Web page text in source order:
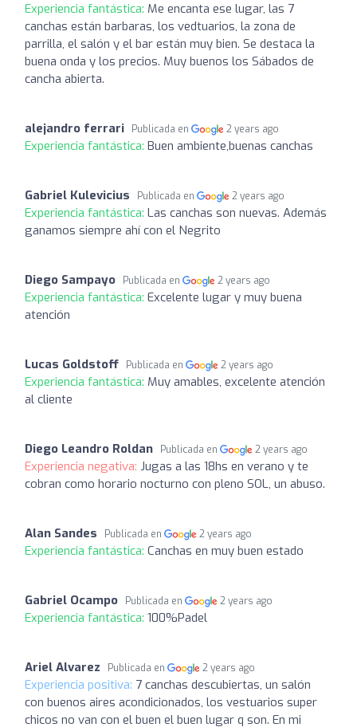
Experiencia fantástica: Me encanta ese lugar, las 7
canchas están barbaras, los vedtuarios, la zona de
parrilla, el salón y el bar están muy bien. Se destaca la
buena onda y los precios. Muy buenos los Sábados de
cancha abierta.
alejandro ferrari Publicada en 2 years ago
Experiencia fantástica: Buen ambiente,buenas canchas
Gabriel Kulevicius Publicada en 2 years ago
Experiencia fantástica: Las canchas son nuevas. Además
ganamos siempre ahí con el Negrito
Diego Sampayo Publicada en 2 years ago
Experiencia fantástica: Excelente lugar y muy buena
atención
Lucas Goldstoff Publicada en 2 years ago
Experiencia fantástica: Muy amables, excelente atención
al cliente
Diego Leandro Roldan Publicada en 2 years ago
Experiencia negativa: Jugas a las 18hs en verano y te
cobran como horario nocturno con pleno SOL, un abuso.
Alan Sandes Publicada en 2 years ago
Experiencia fantástica: Canchas en muy buen estado
Gabriel Ocampo Publicada en 2 years ago
Experiencia fantástica: 100%Padel
Ariel Alvarez Publicada en 2 years ago
Experiencia positiva: 7 canchas descubiertas, un salón
con buenos aires acondicionados, los vestuarios super
chicos no van con el buen el buen lugar q son. En mi